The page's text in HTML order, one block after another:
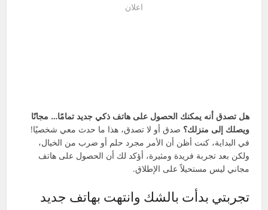
اعلان
هل تصدق أنه يمكنك الحصول على هاتف ذكي جديد تمامًا… مجانًا
ويصلك إلى منزلك؟ صدق أو لا تصدق، هذا ما حدث معي شخصيًا!
في البداية، كنت أظن أن الأمر مجرد حلم أو ضرب من الخيال،
ولكن بعد تجربة فريدة ومثيرة، أؤكد لك أن الحصول على هاتف
مجاني ليس مستحيلاً على الإطلاق.
تجربتي بدأت بالشك وانتهت بهاتف جديد